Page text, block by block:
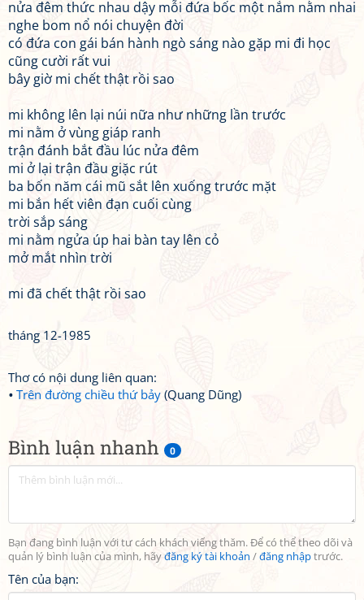
Bình luận nhanh 0
Bạn đang bình luận với tư cách khách viếng thăm. Để có thể theo dõi và
quản lý bình luận của mình, hãyđăng ký tài khoản /đăng nhậptrước.
Tên của bạn:
nửa đêm thức nhau dậy mỗi đứa bốc một nắm nằm nhai
nghe bom nổ nói chuyện đời
có đứa con gái bán hành ngò sáng nào gặp mi đi học
cũng cười rất vui
bây giờ mi chết thật rồi sao
mi không lên lại núi nữa như những lần trước
mi nằm ở vùng giáp ranh
trận đánh bắt đầu lúc nửa đêm
mi ở lại trận đầu giặc rút
ba bốn năm cái mũ sắt lên xuống trước mặt
mi bắn hết viên đạn cuối cùng
trời sắp sáng
mi nằm ngửa úp hai bàn tay lên cỏ
mở mắt nhìn trời
mi đã chết thật rồi sao
tháng 12-1985
Thơ có nội dung liên quan:
Trên đường chiều thứ bảy (Quang Dũng)